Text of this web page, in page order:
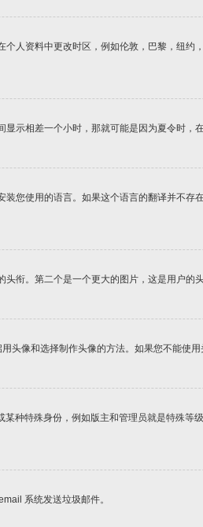
资料中更改时区，例如伦敦，巴黎，纽约
示相差一个小时，那就可能是因为夏令时，
您使用的语言。如果这个语言的翻译并不存
衔。第二个是一个更大的图片，这是用户的
头像和选择制作头像的方法。如果您不能使用
种特殊身份，例如版主和管理员就是特殊
系统发送垃圾邮件。